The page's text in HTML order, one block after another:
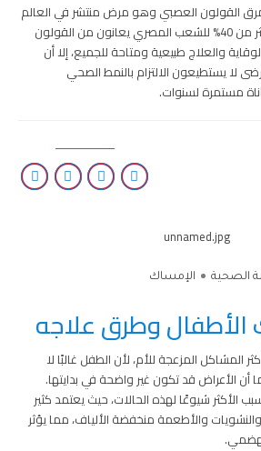
القولون العصبي وهو مرض منتشر في العالم
وتشير الإحصائيات إلى أن أكثر من 40% للشعب المصري يعانون من القولون
والعلاج طبيعية ومتاحة للجميع، إلا أن
لا يستطيعون الالتزام بالنمط الصحي
مستمرة لسنوات.
الصحية الإمساك
وطرق علاجه
المشاكل المزعجة للأم، لأن الطفل غالبًا لا
أن الأعراض قد تكون غير واضحة في بدايتها.
الأكثر شيوعًا لهذه الحالات، حيث يعتمد كثير
والأطعمة منخفضة الألياف، مما يؤثر